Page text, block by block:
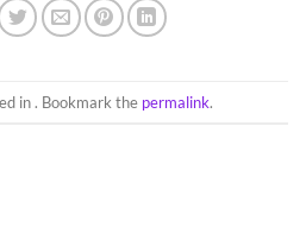
in . Bookmark the permalink.